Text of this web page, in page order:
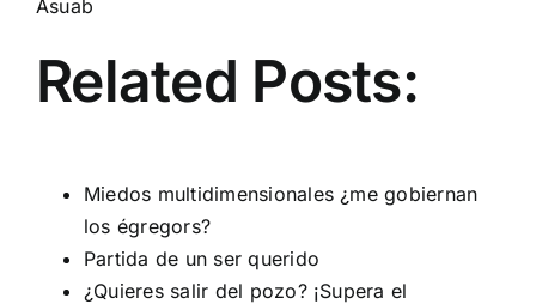
Asuab
Related Posts:
Miedos multidimensionales ¿me gobiernan
los égregors?
Partida de un ser querido
¿Quieres salir del pozo? ¡Supera el